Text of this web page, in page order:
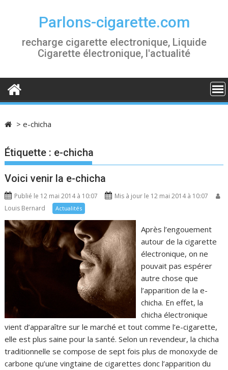
c
n
Parlons-cigarette.com
recharge cigarette electronique, Liquide
Cigarette électronique, l'actualité
>e-chicha
Étiquette : e-chicha
Voici venir la e-chicha
Publié le 12 mai 2014 à 10:07
Mis à jour le 12 mai 2014 à 10:07
Louis Bernard
Actualités
Après l’engouement
autour de la cigarette
électronique, on ne
pouvait pas espérer
autre chose que
l’apparition de la e-
chicha. En effet, la
chicha électronique
vient d’apparaître sur le marché et tout comme l’e-cigarette,
elle est plus saine pour la santé. Selon un revendeur, la chicha
traditionnelle se compose de sept fois plus de monoxyde de
carbone qu’une vingtaine de cigarettes donc l’apparition du